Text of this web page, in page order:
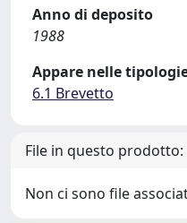
Anno di deposito
1988
Appare nelle
6.1 Brevetto
File in questo prodotto:
Non ci sono file